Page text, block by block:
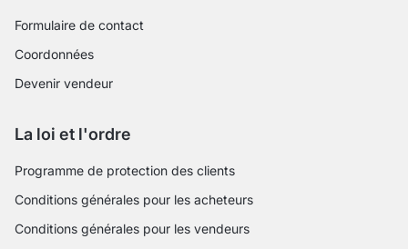
Formulaire de contact
Coordonnées
Devenir vendeur
La loi et l'ordre
Programme de protection des clients
Conditions générales pour les acheteurs
Conditions générales pour les vendeurs